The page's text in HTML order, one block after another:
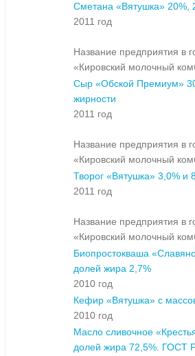
Сметана «Вятушка» 20%,
2011 год
Название предприятия в
«Кировский молочный
Сыр «Обской Премиум»
жирности
2011 год
Название предприятия в
«Кировский молочный
Творог «Вятушка» 3,0% и
2011 год
Название предприятия в
«Кировский молочный
Биопростокваша
долей жира 2,7%
2010 год
Кефир «Вятушка» с
2010 год
Масло сливочное
долей жира 72,5%. ГОСТ